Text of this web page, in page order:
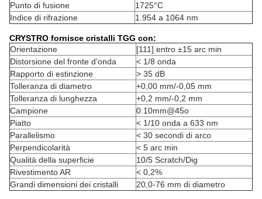
Punto di fusione
1725°C
Indice di rifrazione
1.954 a 1064 nm
CRYSTRO fornisce cristalli TGG con:
Orientazione
[111] entro ±15 arc min
Distorsione del fronte d'onda
< 1/8 onda
Rapporto di estinzione
> 35 dB
Tolleranza di diametro
+0,00 mm/-0,05 mm
Tolleranza di lunghezza
+0,2 mm/-0,2 mm
Campione
0.10mm@45o
Piatto
< 1/10 onda a 633 nm
Parallelismo
< 30 secondi di arco
Perpendicolarità
< 5 arc min
Qualità della superficie
10/5 Scratch/Dig
Rivestimento AR
< 0,2%
Grandi dimensioni dei cristalli
20,0-76 mm di diametro